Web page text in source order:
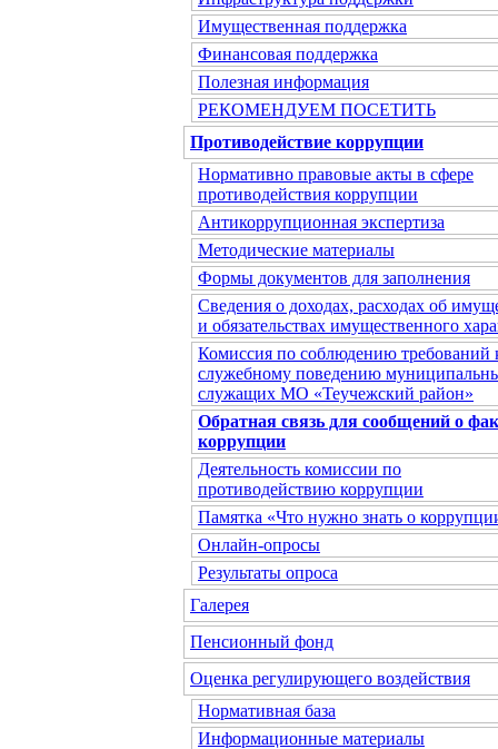
Имущественная поддержка
Финансовая поддержка
Полезная информация
РЕКОМЕНДУЕМ ПОСЕТИТЬ
Противодействие коррупции
Нормативно правовые акты в сфере
противодействия коррупции
Антикоррупционная экспертиза
Методические материалы
Формы документов для заполнения
Сведения о доходах, расходах об
и обязательствах имущественного
Комиссия по соблюдению требований
служебному поведению
служащих МО «Теучежский район»
Обратная связь для сообщений о
коррупции
Деятельность комиссии по
противодействию коррупции
Памятка «Что нужно знать о
Онлайн-опросы
Результаты опроса
Галерея
Пенсионный фонд
Оценка регулирующего воздействия
Нормативная база
Информационные материалы